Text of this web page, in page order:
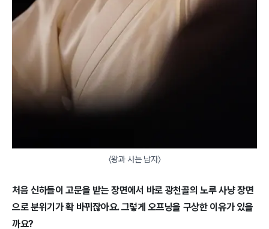
〈왕과 사는 남자〉
처음 신하들이 고문을 받는 장면에서 바로 광천골의 노루 사냥 장면
으로 분위기가 확 바뀌잖아요. 그렇게 오프닝을 구상한 이유가 있을
까요?